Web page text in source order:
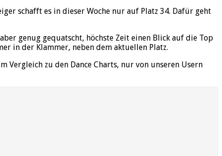
schafft es in dieser Woche nur auf Platz 34. Dafür geht
genug gequatscht, höchste Zeit einen Blick auf die Top
in der Klammer, neben dem aktuellen Platz.
Vergleich zu den Dance Charts, nur von unseren Usern